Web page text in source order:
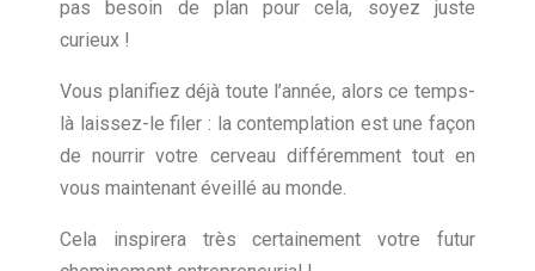
pas besoin de plan pour cela, soyez juste
curieux !
Vous planifiez déjà toute l’année, alors ce temps-
là laissez-le filer : la contemplation est une façon
de nourrir votre cerveau différemment tout en
vous maintenant éveillé au monde.
Cela inspirera très certainement votre futur